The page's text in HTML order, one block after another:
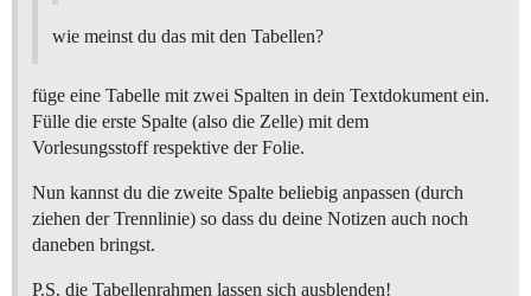
wie meinst du das mit den Tabellen?
füge eine Tabelle mit zwei Spalten in dein Textdokument ein.
Fülle die erste Spalte (also die Zelle) mit dem
Vorlesungsstoff respektive der Folie.
Nun kannst du die zweite Spalte beliebig anpassen (durch
ziehen der Trennlinie) so dass du deine Notizen auch noch
daneben bringst.
P.S. die Tabellenrahmen lassen sich ausblenden!